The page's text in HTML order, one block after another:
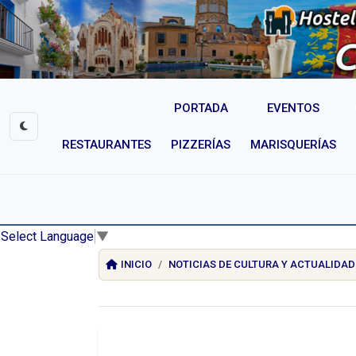
PORTADA EVENTOS
RESTAURANTES PIZZERÍAS MARISQUERÍAS
Select Language ▼
INICIO NOTICIAS DE CULTURA Y ACTUALIDAD